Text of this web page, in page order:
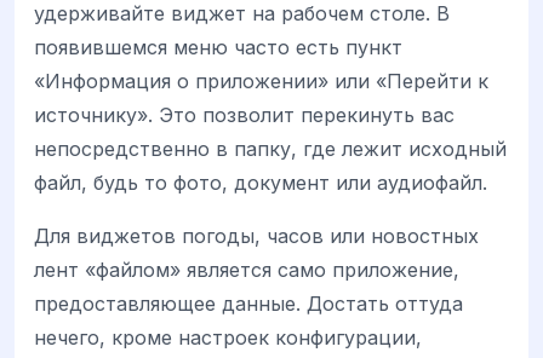
удерживайте виджет на рабочем столе. В
появившемся меню часто есть пункт
«Информация о приложении» или «Перейти к
источнику». Это позволит перекинуть вас
непосредственно в папку, где лежит исходный
файл, будь то фото, документ или аудиофайл.
Для виджетов погоды, часов или новостных
лент «файлом» является само приложение,
предоставляющее данные. Достать оттуда
нечего, кроме настроек конфигурации,